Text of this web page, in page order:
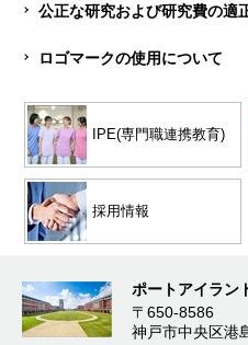
公正な研究および研究費の適
ロゴマークの使用について
IPE(専門職連携教育)
採用情報
ポートアイラン
〒650-8586
神戸市中央区港